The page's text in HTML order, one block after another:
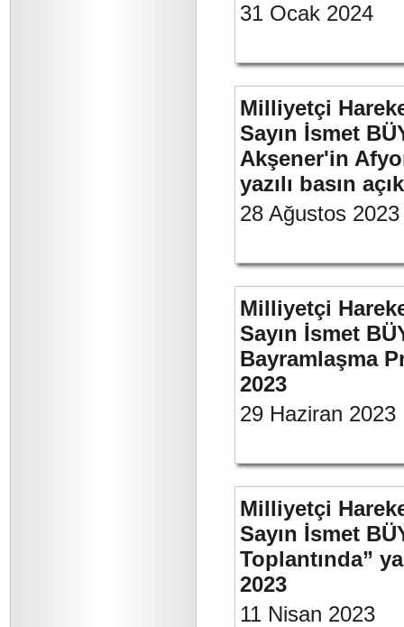
31 Ocak 2024
Milliyetçi
Sayın İsmet
Akşener'in
yazılı basın
28 Ağustos 2023
Milliyetçi
Sayın İsmet
Bayramlaşma
2023
29 Haziran 2023
Milliyetçi
Sayın İsmet
Toplantında”
2023
11 Nisan 2023